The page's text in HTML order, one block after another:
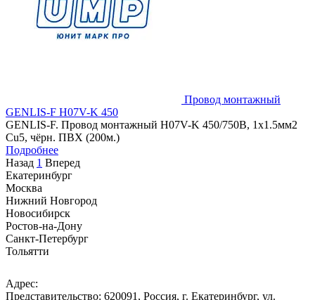
Провод монтажный
GENLIS-F H07V-K 450
GENLIS-F. Провод монтажный H07V-K 450/750В, 1x1.5мм2
Cu5, чёрн. ПВХ (200м.)
Подробнее
Назад 1 Вперед
Екатеринбург
Москва
Нижний Новгород
Новосибирск
Ростов-на-Дону
Санкт-Петербург
Тольятти
Адрес:
Представительство: 620091, Россия, г. Екатеринбург, ул.